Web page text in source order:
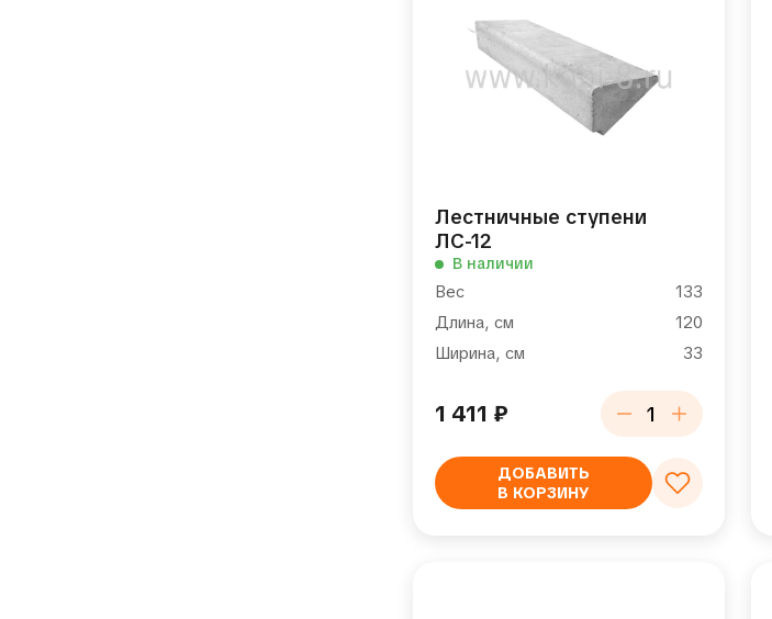
Лестничные ступени
ЛС-12
В наличии
Вес
133
Длина, см
120
Ширина, см
33
1 411 ₽
ДОБАВИТЬ
В КОРЗИНУ